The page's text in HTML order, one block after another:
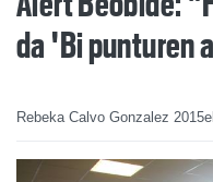
da 'Bi punturen
Rebeka Calvo Gonzalez